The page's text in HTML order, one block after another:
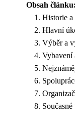
Obsah článku:
Historie
Hlavní
Výběr a
Vybavení